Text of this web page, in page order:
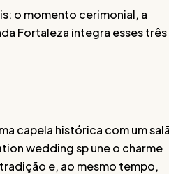
o momento cerimonial, a
Fortaleza integra esses três
capela histórica com um
wedding sp une o charme
e, ao mesmo tempo,